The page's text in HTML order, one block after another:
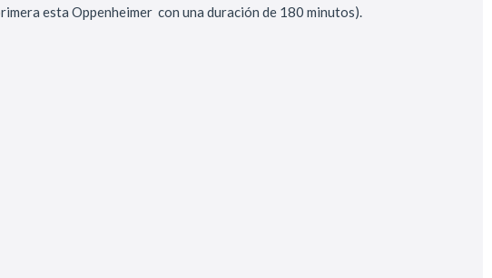
esta Oppenheimer con una duración de 180 minutos).